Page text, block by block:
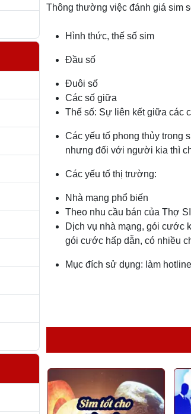
Thông thường việc đánh giá sim
Hình thức, thế số sim
Đầu số
Đuôi số
Các số giữa
Thế số: Sự liên kết giữa các
Các yếu tố phong thủy trong
nhưng đối với người kia thì
Các yếu tố thị trường:
Nhà mạng phổ biến
Theo nhu cầu bán của Thợ
Dịch vụ nhà mạng, gói cước
gói cước hấp dẫn, có nhiều
Mục đích sử dụng: làm